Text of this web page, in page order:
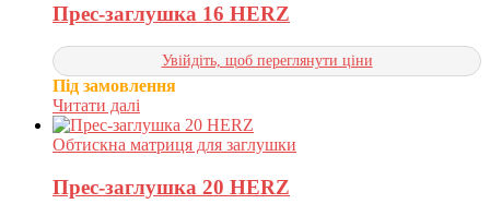
Прес-заглушка 16 HERZ
Увійдіть, щоб переглянути ціни
Під замовлення
Читати далі
Обтискна матриця для заглушки
Прес-заглушка 20 HERZ